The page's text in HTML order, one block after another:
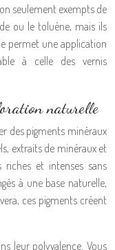
seulement exempts de
ou le toluène, mais ils
permet une application
à celle des vernis
naturelle
des pigments minéraux
extraits de minéraux et
et intenses sans
à une base naturelle,
ces pigments créent
leur polyvalence. Vous